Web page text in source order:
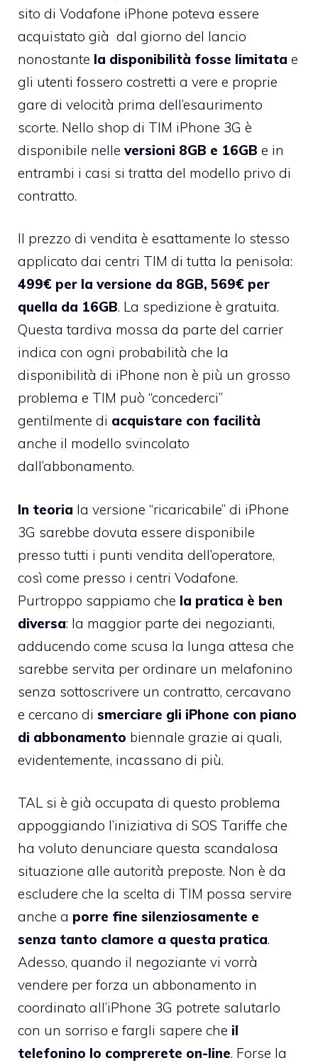
sito di Vodafone iPhone poteva essere
acquistato già dal giorno del lancio
nonostante la disponibilità fosse limitata e
gli utenti fossero costretti a vere e proprie
gare di velocità prima dell’esaurimento
scorte. Nello shop di TIM iPhone 3G è
disponibile nelle versioni 8GB e 16GB e in
entrambi i casi si tratta del modello privo di
contratto.
Il prezzo di vendita è esattamente lo stesso
applicato dai centri TIM di tutta la penisola:
499€ per la versione da 8GB, 569€ per
quella da 16GB. La spedizione è gratuita.
Questa tardiva mossa da parte del carrier
indica con ogni probabilità che la
disponibilità di iPhone non è più un grosso
problema e TIM può “concederci”
gentilmente di acquistare con facilità
anche il modello svincolato
dall’abbonamento.
In teoria la versione “ricaricabile” di iPhone
3G sarebbe dovuta essere disponibile
presso tutti i punti vendita dell’operatore,
così come presso i centri Vodafone.
Purtroppo sappiamo che la pratica è ben
diversa: la maggior parte dei negozianti,
adducendo come scusa la lunga attesa che
sarebbe servita per ordinare un melafonino
senza sottoscrivere un contratto, cercavano
e cercano di smerciare gli iPhone con piano
di abbonamento biennale grazie ai quali,
evidentemente, incassano di più.
TAL si è già occupata di questo problema
appoggiando l’iniziativa di SOS Tariffe che
ha voluto denunciare questa scandalosa
situazione alle autorità preposte. Non è da
escludere che la scelta di TIM possa servire
anche a porre fine silenziosamente e
senza tanto clamore a questa pratica.
Adesso, quando il negoziante vi vorrà
vendere per forza un abbonamento in
coordinato all’iPhone 3G potrete salutarlo
con un sorriso e fargli sapere che il
telefonino lo comprerete on-line. Forse la